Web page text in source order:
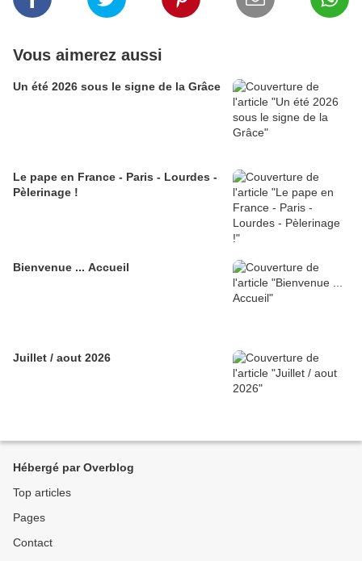
Vous aimerez aussi
Un été 2026 sous le signe de la Grâce
Le pape en France - Paris - Lourdes -
Pèlerinage !
Bienvenue ... Accueil
Juillet / aout 2026
Hébergé par Overblog
Top articles
Pages
Contact